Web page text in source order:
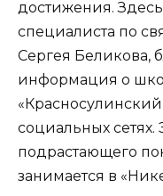
достижения.
специалиста по
Сергея Беликова,
информация о
«Красносулинский
социальных сетях.
подрастающего
занимается в